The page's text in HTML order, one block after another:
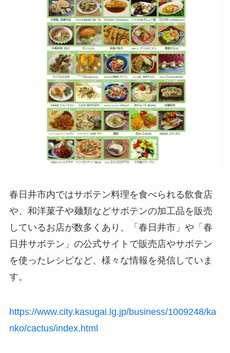
春日井市内ではサボテン料理を食べられる飲食店
や、和洋菓子や麺類などサボテンの加工品を販売
しているお店が数多くあり、「春日井市」や「春
日井サボテン」の公式サイトで販売店やサボテン
を使ったレシピなど、様々な情報を発信していま
す。
https://www.city.kasugai.lg.jp/business/1009248/ka
nko/cactus/index.html